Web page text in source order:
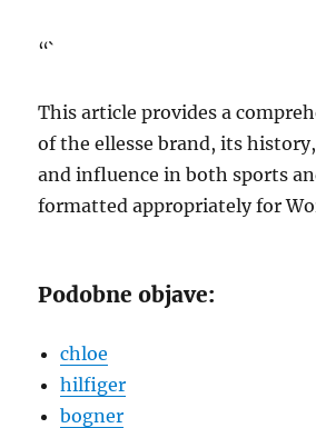
“`
This article provides a
of the ellesse brand, its
and influence in both sports
formatted appropriately for
Podobne objave:
chloe
hilfiger
bogner